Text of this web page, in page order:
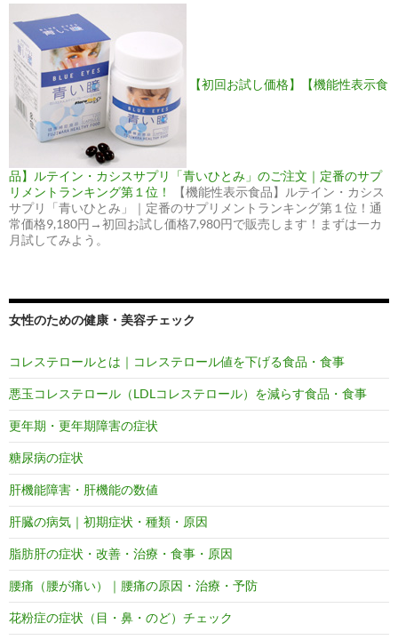
【初回お試し価格】【機能性表示食
品】ルテイン・カシスサプリ「青いひとみ」のご注文｜定番のサプ
リメントランキング第１位！
【機能性表示食品】ルテイン・カシス
サプリ「青いひとみ」｜定番のサプリメントランキング第１位！通
常価格9,180円→初回お試し価格7,980円で販売します！まずは一カ
月試してみよう。
女性のための健康・美容チェック
コレステロールとは｜コレステロール値を下げる食品・食事
悪玉コレステロール（LDLコレステロール）を減らす食品・食事
更年期・更年期障害の症状
糖尿病の症状
肝機能障害・肝機能の数値
肝臓の病気｜初期症状・種類・原因
脂肪肝の症状・改善・治療・食事・原因
腰痛（腰が痛い）｜腰痛の原因・治療・予防
花粉症の症状（目・鼻・のど）チェック